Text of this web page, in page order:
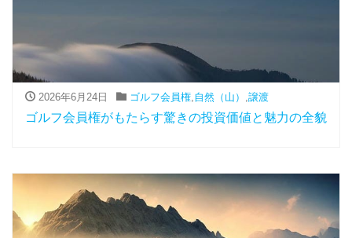
2026年6月24日 ゴルフ会員権,自然（山） ,譲渡
ゴルフ会員権がもたらす驚きの投資価値と魅力の全貌